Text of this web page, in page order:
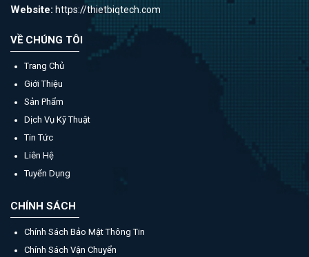
Website: https://thietbiqtech.com
VỀ CHÚNG TÔI
Trang Chủ
Giới Thiệu
Sản Phẩm
Dịch Vụ Kỹ Thuật
Tin Tức
Liên Hệ
Tuyển Dụng
CHÍNH SÁCH
Chính Sách Bảo Mật Thông Tin
Chính Sách Vận Chuyển